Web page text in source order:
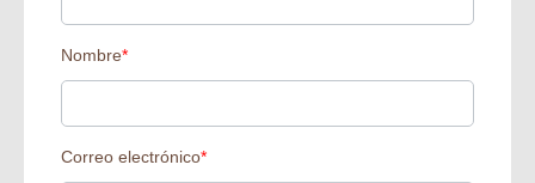
Nombre*
Correo electrónico*